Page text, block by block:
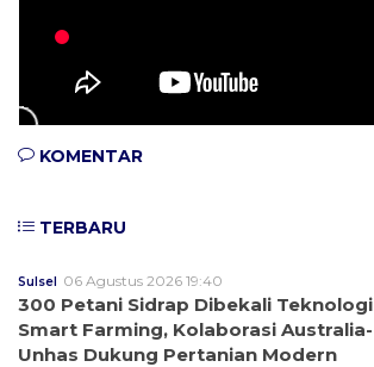
KOMENTAR
TERBARU
Sulsel 06 Agustus 2026 19:40
300 Petani Sidrap Dibekali Teknologi
Smart Farming, Kolaborasi Australia-
Unhas Dukung Pertanian Modern